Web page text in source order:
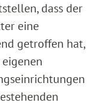
dass der
eine
getroffen hat,